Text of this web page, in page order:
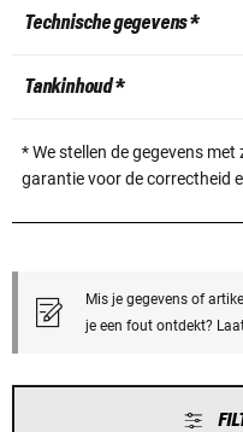
Technische gegevens *
Tankinhoud *
* We stellen de gegevens
garantie voor de correctheid
Mis je gegevens of
je een fout ontdekt?